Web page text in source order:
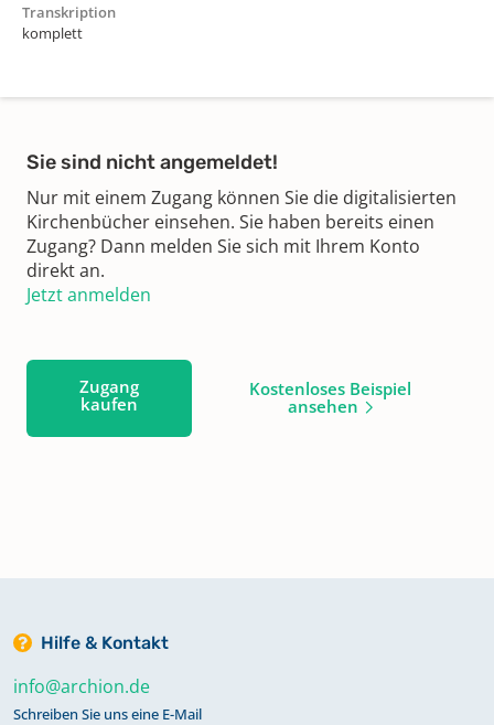
Transkription
komplett
Sie sind nicht angemeldet!
Nur mit einem Zugang können Sie die digitalisierten
Kirchenbücher einsehen. Sie haben bereits einen
Zugang? Dann melden Sie sich mit Ihrem Konto
direkt an.
Jetzt anmelden
Zugang
kaufen
Kostenloses Beispiel
ansehen
Hilfe & Kontakt
info@archion.de
Schreiben Sie uns eine E-Mail